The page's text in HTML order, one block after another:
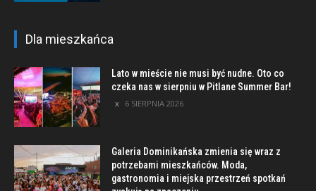
Dla mieszkańca
Lato w mieście nie musi być nudne. Oto co
czeka nas w sierpniu w Pitlane Summer Bar!
6 SIERPNIA 2026
Galeria Dominikańska zmienia się wraz z
potrzebami mieszkańców. Moda,
gastronomia i miejska przestrzeń spotkań